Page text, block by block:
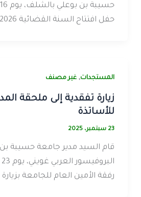
حفل افتتاح السنة القضائية 2025/2026
المستجدات, غير مصنف
زيارة تفقدية إلى ملحقة
للأساتذة
23 سبتمبر، 2025
قام السيد مدير جامعة حسيبة
رفقة الأمين العام للجامعة بزيارة